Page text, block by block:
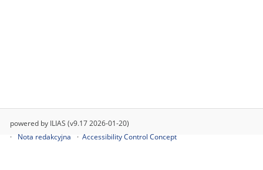
powered by ILIAS (v9.17 2026-01-20)
Nota redakcyjna
Accessibility Control Concept